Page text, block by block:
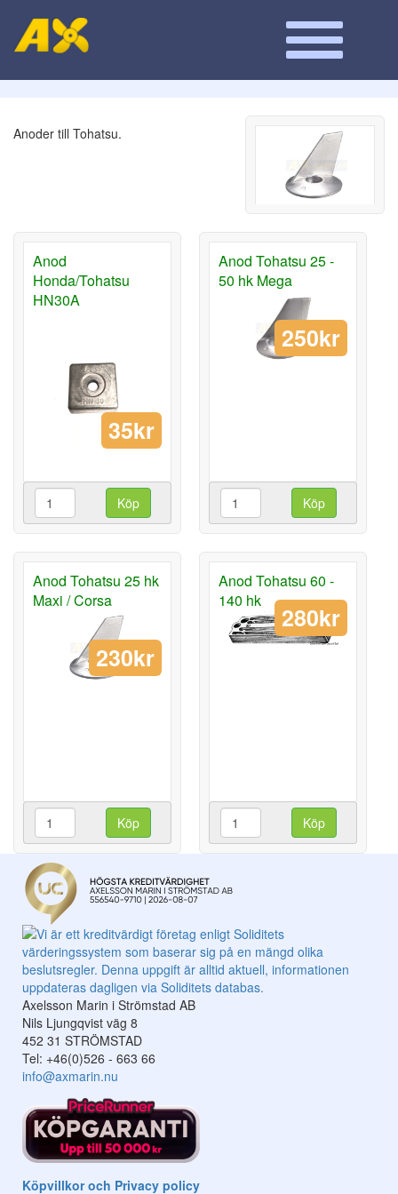
Anoder till Tohatsu.
Anod
Honda/Tohatsu
HN30A
35kr
Köp
Anod Tohatsu 25 -
50 hk Mega
250kr
Köp
Anod Tohatsu 25 hk
Maxi / Corsa
230kr
Köp
Anod Tohatsu 60 -
140 hk
280kr
Köp
Axelsson Marin i Strömstad AB
Nils Ljungqvist väg 8
452 31 STRÖMSTAD
Tel: +46(0)526 - 663 66
info@axmarin.nu
Köpvillkor och Privacy policy